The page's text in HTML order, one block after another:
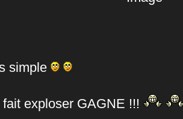
simple
exploser GAGNE !!!